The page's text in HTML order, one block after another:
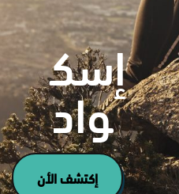
إسك
واد
إكتشف الأن